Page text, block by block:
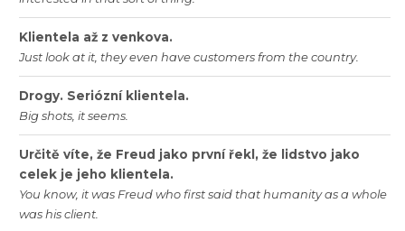
Klientela až z venkova.
Justlookatit, theyeven havecustomersfrom thecountry.
Drogy. Seriózní klientela.
Bigshots, itseems.
Určitě víte, že Freud jako první řekl , že lidstvo jako
celek je jeho klientela.
You know, itwas Freudwhofirstsaidthathumanityasa whole
washisclient.